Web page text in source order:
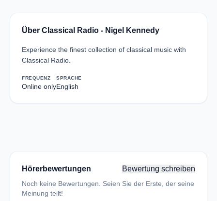
Über Classical Radio - Nigel Kennedy
Experience the finest collection of classical music with
Classical Radio.
FREQUENZ
Online only
SPRACHE
English
Hörerbewertungen Bewertung schreiben
Noch keine Bewertungen. Seien Sie der Erste, der seine
Meinung teilt!